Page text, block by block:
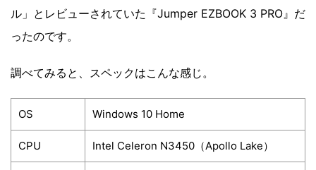
ル」とレビューされていた『Jumper EZBOOK 3 PRO』だ
ったのです。
調べてみると、スペックはこんな感じ。
OS Windows 10 Home
CPU Intel Celeron N3450（Apollo Lake）